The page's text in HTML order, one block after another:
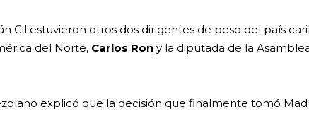
Gil estuvieron otros dos dirigentes de peso del país
del Norte, Carlos Ron y la diputada de la
explicó que la decisión que finalmente tomó